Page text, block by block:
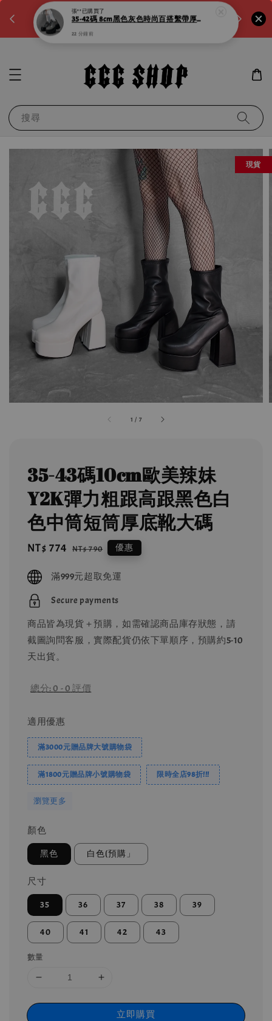
LINE:@noa4230k 客服回覆時間:a.m10:00-
p.m8:00
滿600元
運！滿
搜尋
1 / 7
現貨
35-43碼10cm歐美辣妹
Y2K彈力粗跟高跟黑色白
色中筒短筒厚底靴大碼
Sale
NT$ 774 Regular
NT$ 790 優惠
滿999元超取免運
Secure payments
商品皆為現貨＋預購，如需確認商品庫存狀態，請
截圖詢問客服，實際配貨仍依下單順序，預購約5-10
天出貨。
總分:0 -0 評價
適用優惠
滿3000元贈品牌大號購物袋
滿1800元贈品牌小號購物袋 限時全店98折!!!
瀏覽更多
顏色
黑色 白色(預購」
尺寸
35 36 37 38 39
40 41 42 43
數量
立即購買